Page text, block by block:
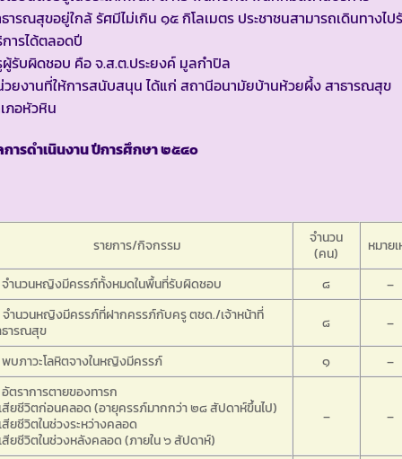
ารณสุขอยู่ใกล้ รัศมีไม่เกิน ๑๕ กิโลเมตร ประชาชนสามารถเดินทางไป
ารได้ตลอดปี
รับผิดชอบ คือ จ.ส.ต.ประยงค์ มูลกำปิล
ยงานที่ให้การสนับสนุน ได้แก่ สถานีอนามัยบ้านห้วยผึ้ง สาธารณสุข
ภอหัวหิน
ารดำเนินงาน ปีการศึกษา ๒๕๔๐
รายการ/กิจกรรม
จำนวน
(คน)
หมาย
ำนวนหญิงมีครรภ์ทั้งหมดในพื้นที่รับผิดชอบ
๘
–
ำนวนหญิงมีครรภ์ที่ฝากครรภ์กับครู ตชด./เจ้าหน้าที่
ารณสุข
๘
–
บภาวะโลหิตจางในหญิงมีครรภ์
๑
–
ตราการตายของทารก
สียชีวิตก่อนคลอด (อายุครรภ์มากกว่า ๒๘ สัปดาห์ขึ้นไป)
สียชีวิตในช่วงระหว่างคลอด
สียชีวิตในช่วงหลังคลอด (ภายใน ๖ สัปดาห์)
– –